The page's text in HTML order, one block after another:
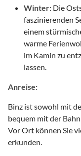
Winter: Die
faszinierenden
einem
warme
im Kamin zu
lassen.
Anreise:
Binz ist sowohl mit
bequem mit der
Vor Ort können Sie
erkunden.